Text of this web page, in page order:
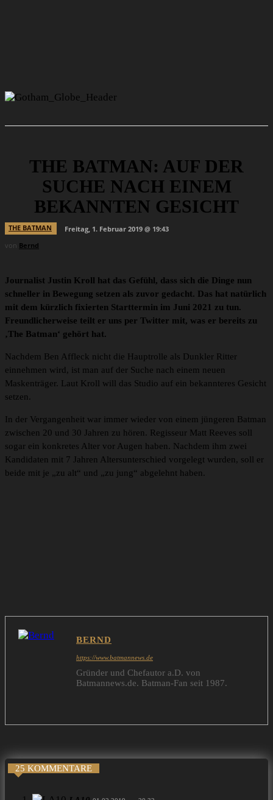
THE BATMAN: AUF DER
SUCHE NACH EINEM
BEKANNTEN GESICHT
THE BATMAN
Freitag, 1. Februar 2019 @ 19:43
von Bernd
Journalist Justin Kroll hat das Gefühl, dass sich die Dinge nun
schneller in Bewegung setzen als zuvor gedacht. Das hat natürlich
mit dem kürzlich fixierten Starttermin im Juni 2021 zu tun.
Freundlicherweise teilt er uns per Twitter mit, was er bereits zu
‚The Batman‘ gehört hat.
Nachdem Ben Affleck nicht die Hauptrolle als Dunkler Ritter
einnehmen wird, ist man auf der Suche nach einem neuen
Maskenträger. Laut Kroll will das Studio auf ein bekannteres Gesicht
setzen.
In der Vergangenheit war immer wieder von einem jüngeren Batman
zwischen 20 und 30 Jahren zu hören. Regisseur Matt Reeves soll
sogar ein konkretes Alter vor Augen haben. Nachdem ihm zwei
Kandidaten mit 7 Jahren Altersunterschied vorgelegt wurden, soll er
beide mit je „zu alt“ und „zu jung“ abgelehnt haben.
BERND
https://www.batmannews.de
Gründer und Chefautor a.D. von
Batmannews.de. Batman-Fan seit 1987.
25 KOMMENTARE